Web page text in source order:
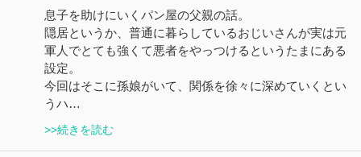
息子を助けにいくパン屋の父親の話。
隠居というか、普通に暮らしているおじいさんが実は元
軍人でとても強くて悪者をやっつけるというたまにある
設定。
今回はそこに孫娘がいて、関係を徐々に深めていくとい
うハ…
>>続きを読む